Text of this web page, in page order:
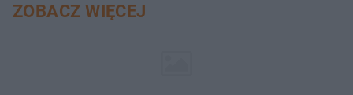
ZOBACZ WIĘCEJ